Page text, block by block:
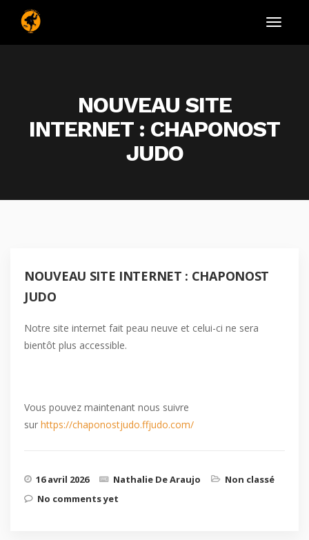
NOUVEAU SITE
INTERNET : CHAPONOST
JUDO
NOUVEAU SITE INTERNET : CHAPONOST
JUDO
Notre site internet fait peau neuve et celui-ci ne sera
bientôt plus accessible.
Vous pouvez maintenant nous suivre
sur https://chaponostjudo.ffjudo.com/
16 avril 2026 Nathalie De Araujo
Non classé
No comments yet